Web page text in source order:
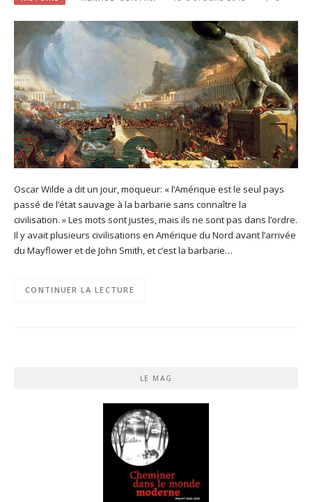
Oscar Wilde a dit un jour, moqueur: « l’Amérique est le seul pays
passé de l’état sauvage à la barbarie sans connaître la
civilisation. » Les mots sont justes, mais ils ne sont pas dans l’ordre.
Il y avait plusieurs civilisations en Amérique du Nord avant l’arrivée
du Mayflower et de John Smith, et c’est la barbarie…
CONTINUER LA LECTURE
LE MAG